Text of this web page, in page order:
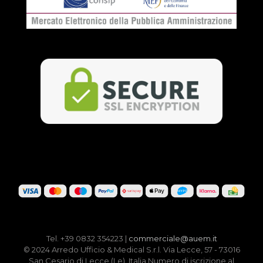
Tel. +39 0832 354223 | commerciale@auem.it
© 2024 Arredo Ufficio & Medical S.r.l. Via Lecce, 57 - 73016
San Cesario di Lecce (Le), Italia Numero di iscrizione al